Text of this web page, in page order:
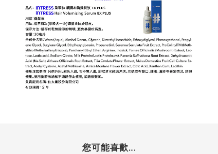
您可能喜歡...